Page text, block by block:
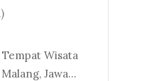
Wisata
Jawa...